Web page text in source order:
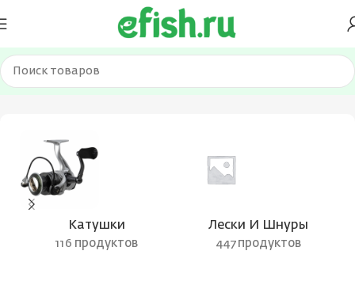
Главная Товар Тест (гр.) 3,25
Катушки
116 продуктов
Лески И Шнуры
447 продуктов